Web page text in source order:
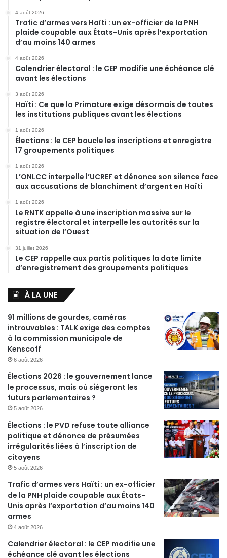
4 août 2026
Trafic d’armes vers Haïti : un ex-officier de la PNH
plaide coupable aux États-Unis après l’exportation
d’au moins 140 armes
4 août 2026
Calendrier électoral : le CEP modifie une échéance clé
avant les élections
3 août 2026
Haïti : Ce que la Primature exige désormais de toutes
les institutions publiques avant les élections
1 août 2026
Élections : le CEP boucle les inscriptions et enregistre
17 groupements politiques
1 août 2026
L’ONLCC interpelle l’UCREF et dénonce son silence face
aux accusations de blanchiment d’argent en Haïti
1 août 2026
Le RNTK appelle à une inscription massive sur le
registre électoral et interpelle les autorités sur la
situation de l’Ouest
31 juillet 2026
Le CEP rappelle aux partis politiques la date limite
d’enregistrement des groupements politiques
À LA UNE
91 millions de gourdes, caméras
introuvables : TALK exige des comptes
à la commission municipale de
Kenscoff
6 août 2026
Élections 2026 : le gouvernement lance
le processus, mais où siégeront les
futurs parlementaires ?
5 août 2026
Élections : le PVD refuse toute alliance
politique et dénonce de présumées
irrégularités liées à l’inscription de
citoyens
5 août 2026
Trafic d’armes vers Haïti : un ex-officier
de la PNH plaide coupable aux États-
Unis après l’exportation d’au moins 140
armes
4 août 2026
Calendrier électoral : le CEP modifie une
échéance clé avant les élections